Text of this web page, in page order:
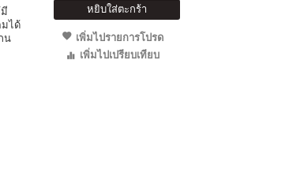
ได้
น
หยิบใส่ตะกร้า
เพิ่มไปรายการโปรด
เพิ่มไปเปรียบเทียบ